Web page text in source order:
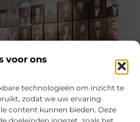
voor ons
technologieën om inzicht te
zodat we uw ervaring
content kunnen bieden. Deze